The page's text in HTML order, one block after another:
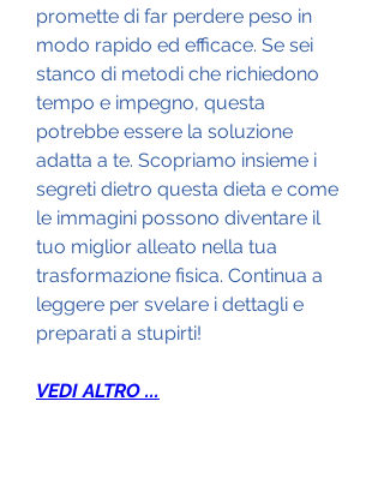
promette di far perdere peso in
modo rapido ed efficace. Se sei
stanco di metodi che richiedono
tempo e impegno, questa
potrebbe essere la soluzione
adatta a te. Scopriamo insieme i
segreti dietro questa dieta e come
le immagini possono diventare il
tuo miglior alleato nella tua
trasformazione fisica. Continua a
leggere per svelare i dettagli e
preparati a stupirti!
VEDI ALTRO ...